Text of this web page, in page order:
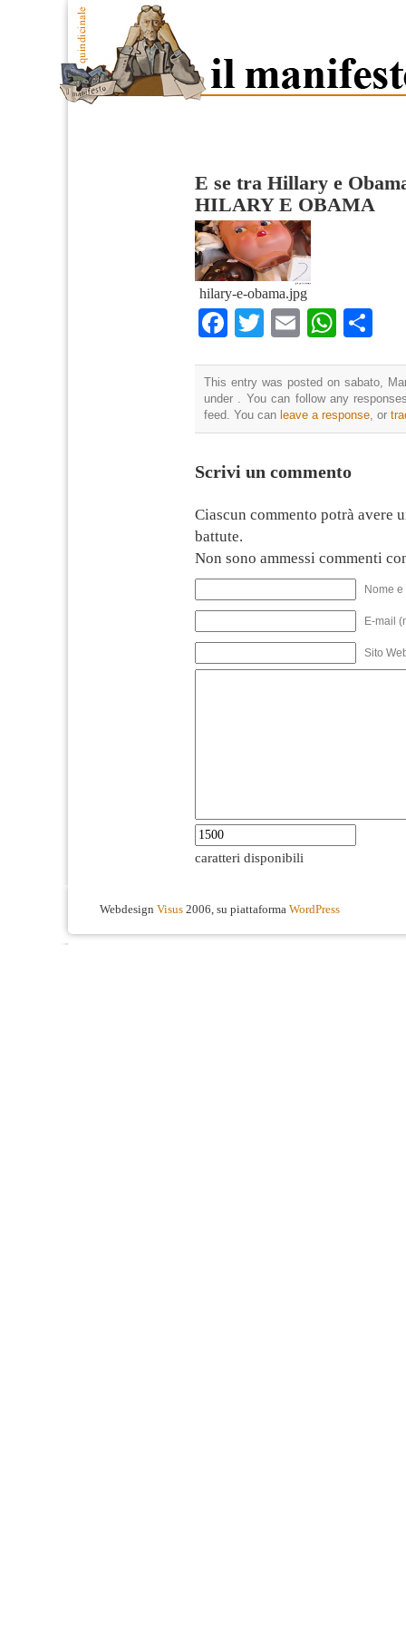
E se tra Hillary e
HILARY E OBAMA
hilary-e-obama.jpg
Facebook
Twitter
Email
This entry was posted on sabato,
under . You can follow any
feed. You can leave a response , or
Scrivi un commento
Ciascun commento potrà avere
battute.
Non sono ammessi commenti
Nome
E-mail
Sito
caratteri disponibili
Webdesign Visus 2006, su piattaforma WordPress